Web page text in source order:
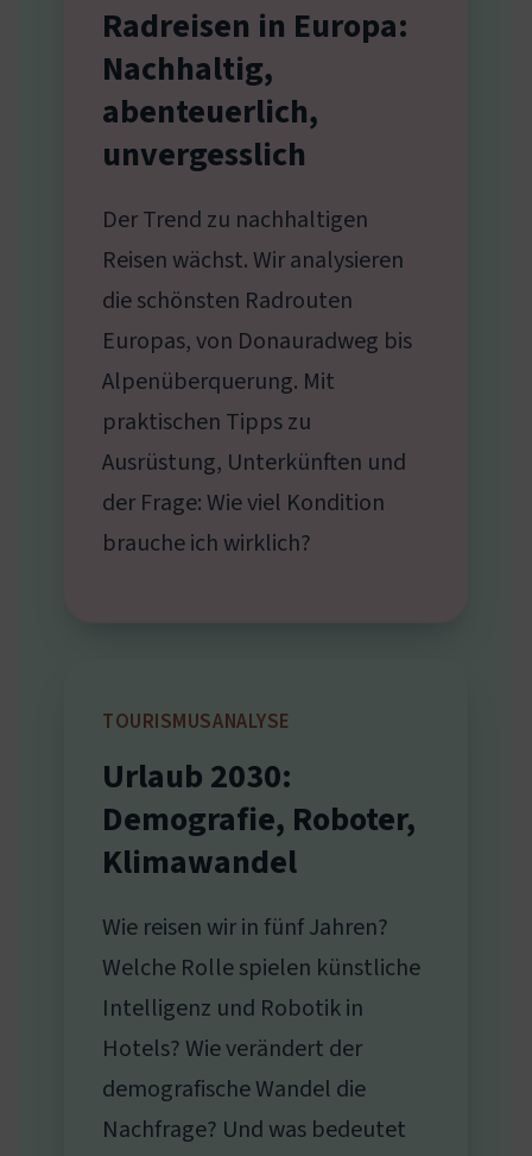
Radreisen in Europa:
Nachhaltig,
abenteuerlich,
unvergesslich
Der Trend zu nachhaltigen
Reisen wächst. Wir analysieren
die schönsten Radrouten
Europas, von Donauradweg bis
Alpenüberquerung. Mit
praktischen Tipps zu
Ausrüstung, Unterkünften und
der Frage: Wie viel Kondition
brauche ich wirklich?
TOURISMUSANALYSE
Urlaub 2030:
Demografie, Roboter,
Klimawandel
Wie reisen wir in fünf Jahren?
Welche Rolle spielen künstliche
Intelligenz und Robotik in
Hotels? Wie verändert der
demografische Wandel die
Nachfrage? Und was bedeutet